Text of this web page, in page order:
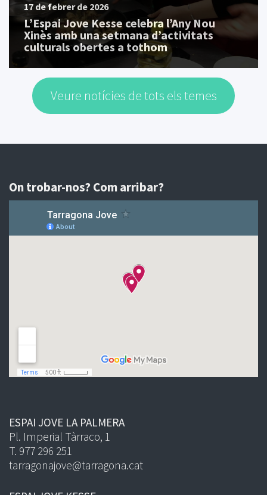
17 de febrer de 2026
L’Espai Jove Kesse celebra l’Any Nou
Xinès amb una setmana d’activitats
culturals obertes a tothom
Veure notícies de tots els temes
On trobar-nos? Com arribar?
ESPAI JOVE LA PALMERA
Pl. Imperial Tàrraco, 1
T. 977 296 251
tarragonajove@tarragona.cat